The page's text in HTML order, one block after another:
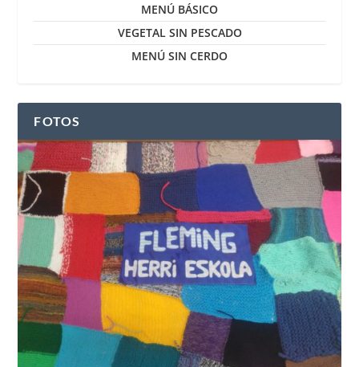
MENÚ BÁSICO
VEGETAL SIN PESCADO
MENÚ SIN CERDO
FOTOS